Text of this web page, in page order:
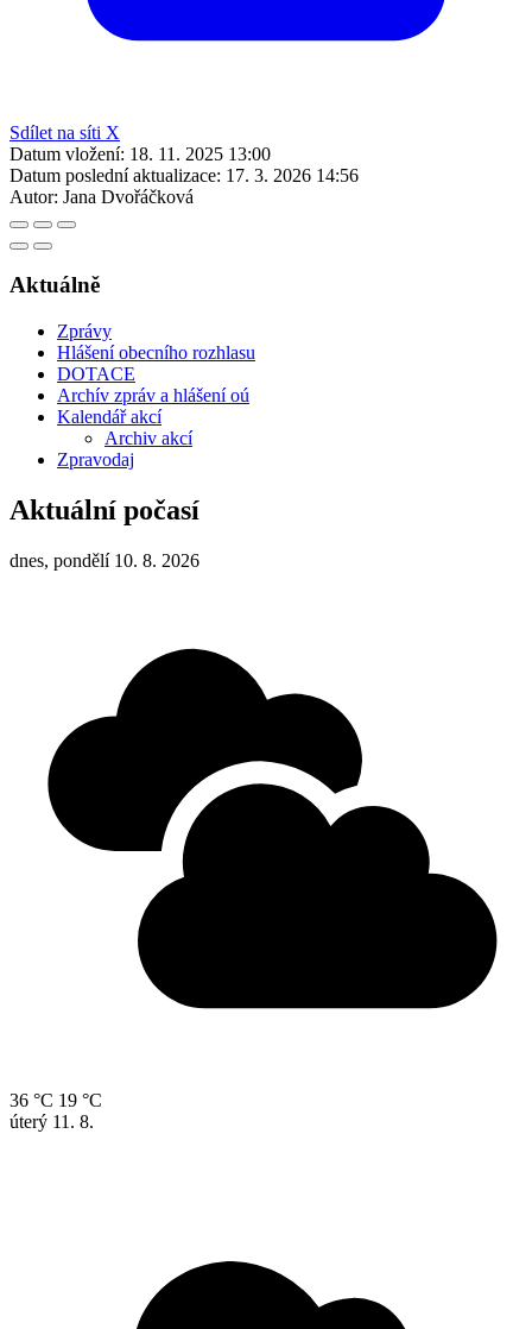
Sdílet na síti X
Datum vložení: 18. 11. 2025 13:00
Datum poslední aktualizace: 17. 3. 2026 14:56
Autor: Jana Dvořáčková
Aktuálně
Zprávy
Hlášení obecního rozhlasu
DOTACE
Archív zpráv a hlášení oú
Kalendář akcí
Archiv akcí
Zpravodaj
Aktuální počasí
dnes, pondělí 10. 8. 2026
36 °C 19 °C
úterý 11. 8.